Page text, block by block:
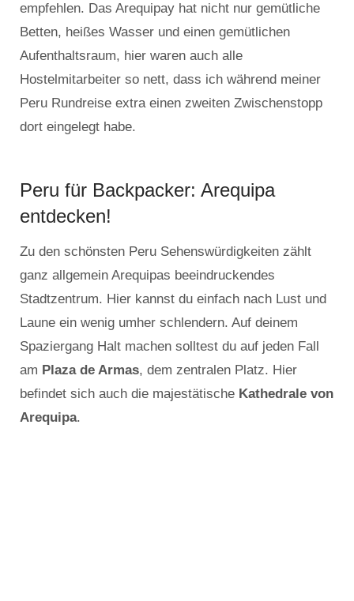
empfehlen. Das Arequipay hat nicht nur gemütliche
Betten, heißes Wasser und einen gemütlichen
Aufenthaltsraum, hier waren auch alle
Hostelmitarbeiter so nett, dass ich während meiner
Peru Rundreise extra einen zweiten Zwischenstopp
dort eingelegt habe.
Peru für Backpacker: Arequipa
entdecken!
Zu den schönsten Peru Sehenswürdigkeiten zählt
ganz allgemein Arequipas beeindruckendes
Stadtzentrum. Hier kannst du einfach nach Lust und
Laune ein wenig umher schlendern. Auf deinem
Spaziergang Halt machen solltest du auf jeden Fall
am Plaza de Armas, dem zentralen Platz. Hier
befindet sich auch die majestätische Kathedrale von
Arequipa.